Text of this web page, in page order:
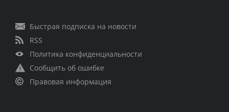
Быстрая подписка на новости
RSS
Политика конфиденциальности
Сообщить об ошибке
Правовая информация